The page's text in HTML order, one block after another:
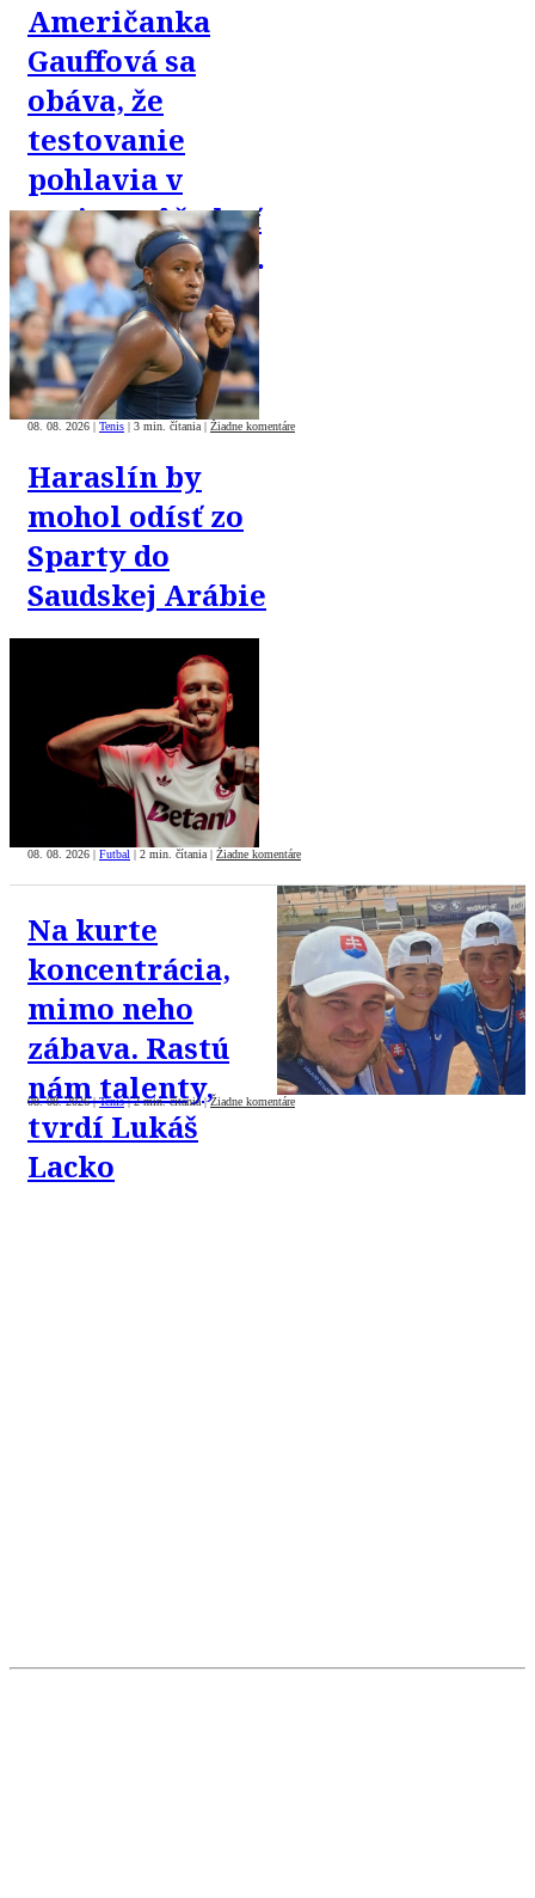
Američanka
Gauffová sa
obáva, že
testovanie
pohlavia v
tenise môže byť
zneužité proti
trans komunite
08. 08. 2026 Tenis 3 min. čítania Žiadne komentáre
Haraslín by
mohol odísť zo
Sparty do
Saudskej Arábie
08. 08. 2026 | Futbal | 2 min. čítania| Žiadne komentáre
Na kurte
koncentrácia,
mimo neho
zábava. Rastú
nám talenty,
tvrdí Lukáš
Lacko
08. 08. 2026| Tenis |2 min. čítania| Žiadne komentáre